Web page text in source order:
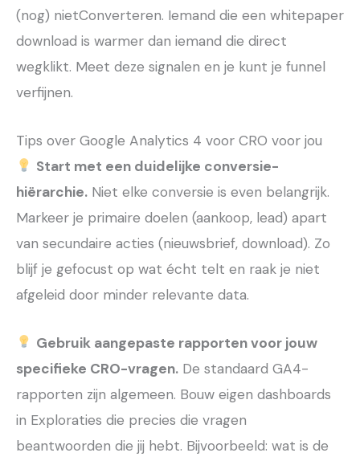
(nog) nietConverteren. Iemand die een whitepaper
download is warmer dan iemand die direct
wegklikt. Meet deze signalen en je kunt je funnel
verfijnen.
Tips over Google Analytics 4 voor CRO voor jou
Start met een duidelijke conversie-
hiërarchie. Niet elke conversie is even belangrijk.
Markeer je primaire doelen (aankoop, lead) apart
van secundaire acties (nieuwsbrief, download). Zo
blijf je gefocust op wat écht telt en raak je niet
afgeleid door minder relevante data.
Gebruik aangepaste rapporten voor jouw
specifieke CRO-vragen. De standaard GA4-
rapporten zijn algemeen. Bouw eigen dashboards
in Exploraties die precies die vragen
beantwoorden die jij hebt. Bijvoorbeeld: wat is de